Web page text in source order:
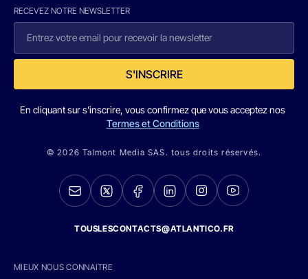
RECEVEZ NOTRE NEWSLETTER
S'INSCRIRE
En cliquant sur s'inscrire, vous confirmez que vous acceptez nos
Termes et Conditions
© 2026 Talmont Media SAS. tous droits réservés.
TOUSLESCONTACTS@ATLANTICO.FR
MIEUX NOUS CONNAITRE